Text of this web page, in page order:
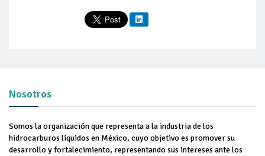
Nosotros
Somos la organización que representa a la industria de los
hidrocarburos líquidos en México, cuyo objetivo es promover su
desarrollo y fortalecimiento, representando sus intereses ante los